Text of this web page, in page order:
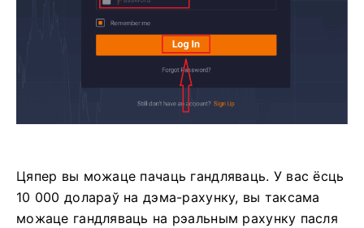
Цяпер вы можаце пачаць гандляваць. У вас ёсць
10 000 долараў на дэма-рахунку, вы таксама
можаце гандляваць на рэальным рахунку пасля